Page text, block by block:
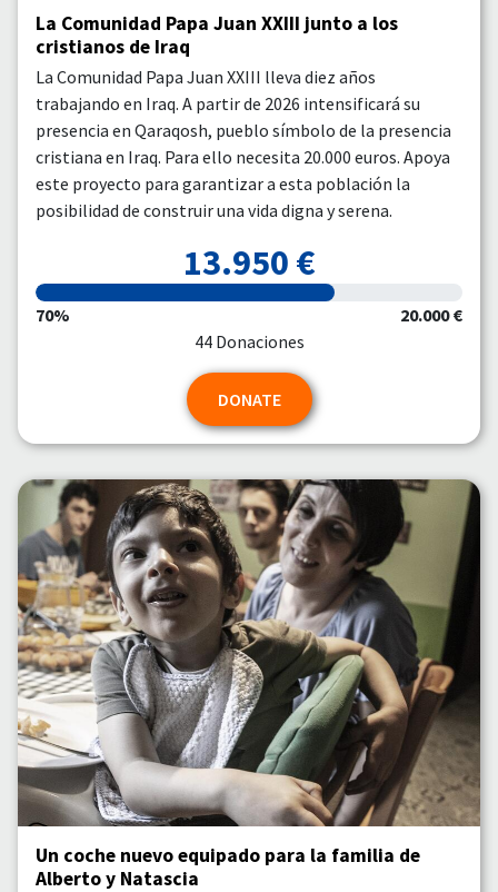
La Comunidad Papa Juan XXIII junto a los
cristianos de Iraq
La Comunidad Papa Juan XXIII lleva diez años
trabajando en Iraq. A partir de 2026 intensificará su
presencia en Qaraqosh, pueblo símbolo de la presencia
cristiana en Iraq. Para ello necesita 20.000 euros. Apoya
este proyecto para garantizar a esta población la
posibilidad de construir una vida digna y serena.
13.950 €
70%
20.000 €
44 Donaciones
DONATE
Un coche nuevo equipado para la familia de
Alberto y Natascia